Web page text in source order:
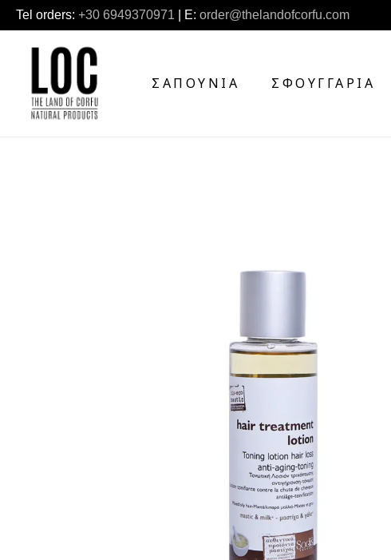
Tel orders: +30 6949370971 | E: order@thelandofcorfu.com
ΣΑΠΟΎΝΙΑ ΣΦΟΥΓΓΆΡΙΑ